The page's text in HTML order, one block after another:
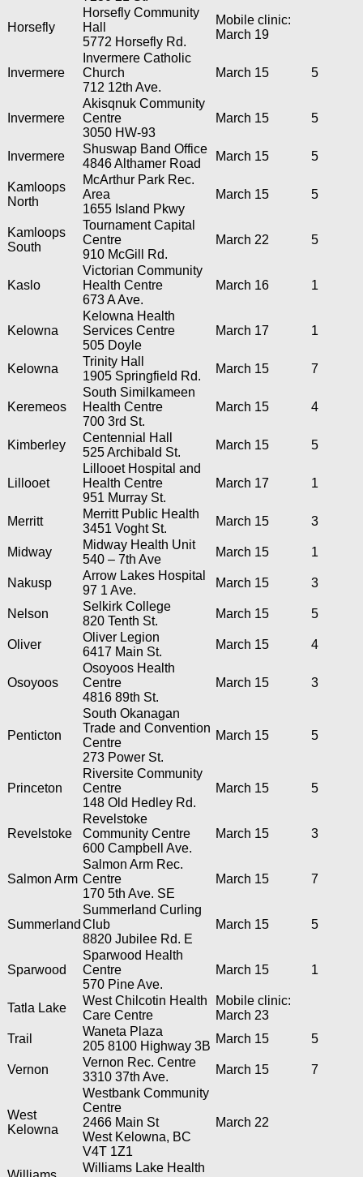
Horsefly
Horsefly Community
Hall
5772 Horsefly Rd.
Mobile clinic:
March 19
Invermere
Invermere Catholic
Church
712 12th Ave.
March 15 5
Invermere
Akisqnuk Community
Centre
3050 HW-93
March 15 5
Invermere
Shuswap Band Office
4846 Althamer Road
March 15 5
Kamloops
North
McArthur Park Rec.
Area
1655 Island Pkwy
March 15 5
Kamloops
South
Tournament Capital
Centre
910 McGill Rd.
March 22 5
Kaslo
Victorian Community
Health Centre
673 A Ave.
March 16 1
Kelowna
Kelowna Health
Services Centre
505 Doyle
March 17 1
Kelowna
Trinity Hall
1905 Springfield Rd.
March 15 7
Keremeos
South Similkameen
Health Centre
700 3rd St.
March 15 4
Kimberley
Centennial Hall
525 Archibald St.
March 15 5
Lillooet
Lillooet Hospital and
Health Centre
951 Murray St.
March 17 1
Merritt
Merritt Public Health
3451 Voght St.
March 15 3
Midway
Midway Health Unit
540 – 7th Ave
March 15 1
Nakusp
Arrow Lakes Hospital
97 1 Ave.
March 15 3
Nelson
Selkirk College
820 Tenth St.
March 15 5
Oliver
Oliver Legion
6417 Main St.
March 15 4
Osoyoos
Osoyoos Health
Centre
4816 89th St.
March 15 3
Penticton
South Okanagan
Trade and Convention
Centre
273 Power St.
March 15 5
Princeton
Riversite Community
Centre
148 Old Hedley Rd.
March 15 5
Revelstoke
Revelstoke
Community Centre
600 Campbell Ave.
March 15 3
Salmon Arm
Salmon Arm Rec.
Centre
170 5th Ave. SE
March 15 7
Summerland
Summerland Curling
Club
8820 Jubilee Rd. E
March 15 5
Sparwood
Sparwood Health
Centre
570 Pine Ave.
March 15 1
Tatla Lake
West Chilcotin Health
Care Centre
Mobile clinic:
March 23
Trail
Waneta Plaza
205 8100 Highway 3B
March 15 5
Vernon
Vernon Rec. Centre
3310 37th Ave.
March 15 7
West
Kelowna
Westbank Community
Centre
2466 Main St
West Kelowna, BC
V4T 1Z1
March 22
Williams Lake Health